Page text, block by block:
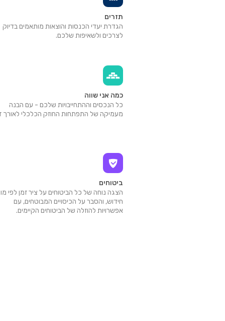
תזרים
הגדרת יעדי הכנסות והוצאות מותאמים בדיוק
לצרכים ולשאיפות שלכם.
כמה אני שווה
כל הנכסים וההתחייבויות שלכם - עם הבנה
מעמיקה של התפתחות החוזק הכלכלי לאורך
ביטוחים
הצגה נוחה של כל הביטוחים על ציר זמן לפי
חידוש, והסבר על הכיסויים המבוטחים, עם
אפשרויות להוזלה של הביטוחים הקיימים.